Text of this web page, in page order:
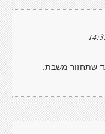
שתחזור משבת.